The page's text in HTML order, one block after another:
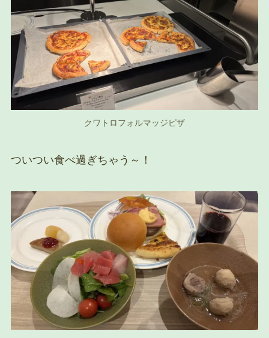
クワトロフォルマッジピザ
ついつい食べ過ぎちゃう～！